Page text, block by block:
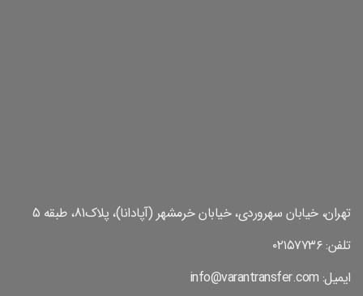
تهران، خیابان سهروردی، خیابان خرمشهر (آپادانا)، پلاک81، طبقه 5
تلفن: ۰۲۱۵۷۷۳۶
ایمیل: info@varantransfer.com